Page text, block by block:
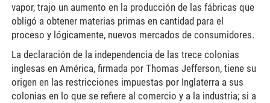
vapor, trajo un aumento en la producción de las fábricas que
obligó a obtener materias primas en cantidad para el
proceso y lógicamente, nuevos mercados de consumidores.
La declaración de la independencia de las trece colonias
inglesas en América, firmada por Thomas Jefferson, tiene su
origen en las restricciones impuestas por Inglaterra a sus
colonias en lo que se refiere al comercio y a la industria; si a